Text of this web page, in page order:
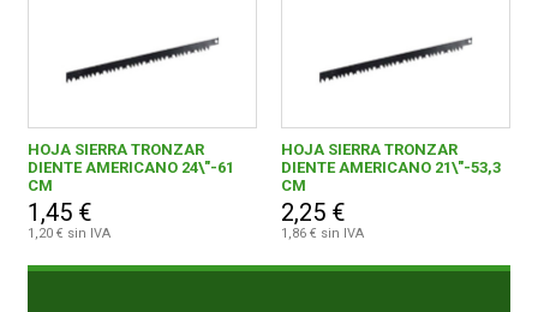
HOJA SIERRA TRONZAR
DIENTE AMERICANO 24\"-61
CM
1,45 €
1,20 € sin IVA
HOJA SIERRA TRONZAR
DIENTE AMERICANO 21\"-53,3
CM
2,25 €
1,86 € sin IVA
CATÁLOGOS
GUÍAS
ENVÍOS